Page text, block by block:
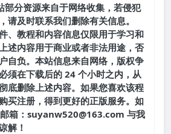
部分资源来自于网络收集，若侵犯
请及时联系我们删除有关信息。
、教程和内容信息仅限用于学习和
述内容用于商业或者非法用途，否
自负。本站信息来自网络，版权争
须在下载后的 24 个小时之内，从
底删除上述内容。如果您喜欢该程
买注册，得到更好的正版服务。如
箱：suyanw520@163.com 与我
解！